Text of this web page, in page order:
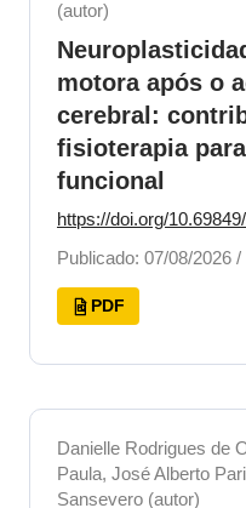
(autor)
motora após o
cerebral:
fisioterapia
funcional
https://doi.org/
Publicado: 07/08/2026
PDF
Danielle Rodrigues de
Paula, José Alberto
Sansevero (autor)